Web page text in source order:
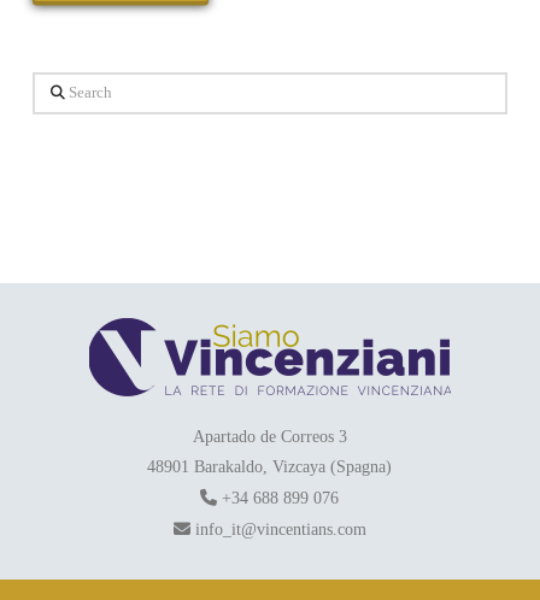
Search
Apartado de Correos 3
48901 Barakaldo, Vizcaya (Spagna)
+34 688 899 076
info_it@vincentians.com